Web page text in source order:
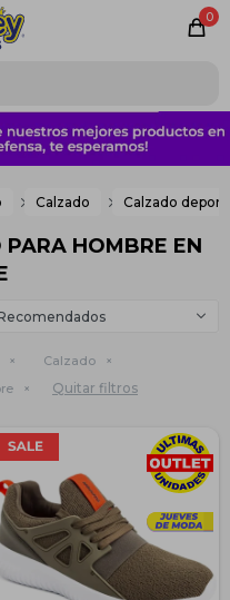
0
Calzado Calzado
HOMBRE EN
Calzado
Quitar filtros